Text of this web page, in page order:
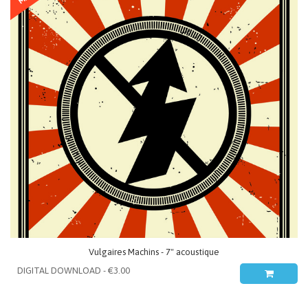
Vulgaires Machins - 7" acoustique